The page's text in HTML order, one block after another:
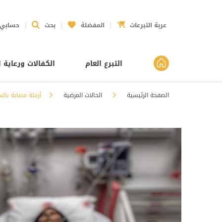
حسابي بحث المفضلة عربة التبرعات
التبرع العام الكفالات ورعاية
الصفحة الرئيسية الحالات المرضية أرملة مصابة